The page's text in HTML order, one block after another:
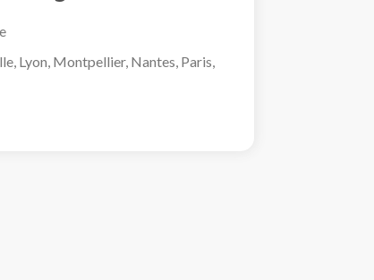
Lyon, Montpellier, Nantes, Paris,